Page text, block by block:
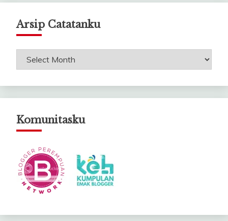
Arsip Catatanku
Arsip
Komunitasku